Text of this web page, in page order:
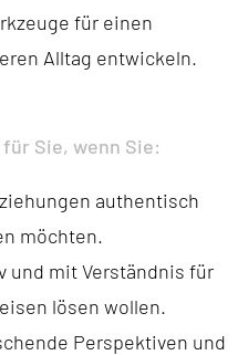
für einen
Alltag entwickeln.
Sie, wenn Sie:
authentisch
möchten.
und mit Verständnis für
lösen wollen.
Perspektiven und